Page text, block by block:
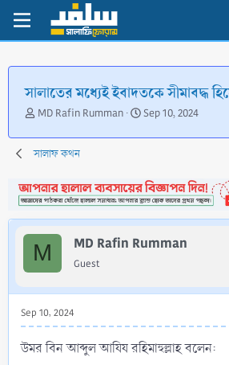
সালাতের মধ্যেই ইবাদতকে সীমাবদ্ধ
T
r
e
d
s
t
a
r
r
MD Rafin Rumman
S
a
d
a
t
Sep 10, 2024
সালাফ কথন
M MD Rafin Rumman
Guest
Sep 10, 2024
উমর বিন আব্দুল আযিয রহিমাহুল্লাহ বলেন: